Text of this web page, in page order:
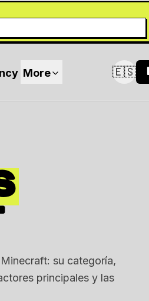
More 🇪🇸
su categoría,
principales y las